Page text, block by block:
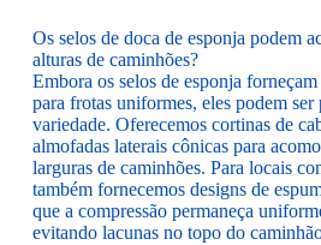
Os selos de doca de esponja podem
alturas de caminhões?
Embora os selos de esponja
para frotas uniformes, eles podem ser
variedade. Oferecemos cortinas de
almofadas laterais cônicas para
larguras de caminhões. Para locais
também fornecemos designs de
que a compressão permaneça
evitando lacunas no topo do